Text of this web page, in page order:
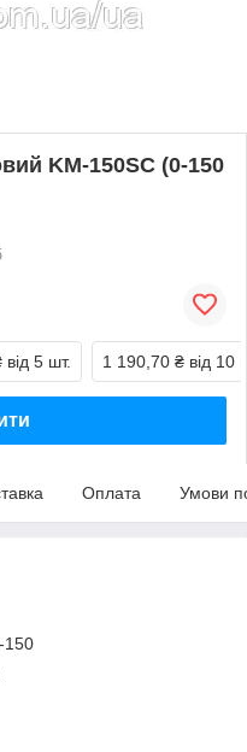
KM-150SC (0-150
від 5 шт. 1 190,70 ₴ від 10
Оплата Умови
150